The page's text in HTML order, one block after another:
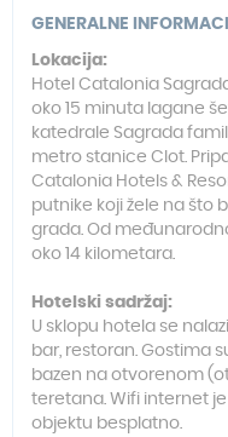
GENERALNE
Lokacija:
Hotel Catalonia
oko 15 minuta lagane
katedrale Sagrada
metro stanice Clot.
Catalonia Hotels &
putnike koji žele na što
grada. Od
oko 14 kilometara.
Hotelski sadržaj:
U sklopu hotela se
bar, restoran. Gostima
bazen na otvorenom
teretana. Wifi internet
objektu besplatno.